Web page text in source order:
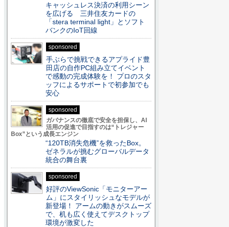
キャッシュレス決済の利用シーン
を広げる 三井住友カードの
「stera terminal light」とソフト
バンクのIoT回線
sponsored
手ぶらで挑戦できるアプライド豊
田店の自作PC組み立てイベント
で感動の完成体験を！ プロのスタ
ッフによるサポートで初参加でも
安心
sponsored
ガバナンスの徹底で安全を担保し、AI
活用の促進で目指すのは“トレジャー
Box”という成長エンジン
“120TB消失危機”を救ったBox。
ゼネラルが挑むグローバルデータ
統合の舞台裏
sponsored
好評のViewSonic「モニターアー
ム」にスタイリッシュなモデルが
新登場！ アームの動きがスムーズ
で、机も広く使えてデスクトップ
環境が激変した